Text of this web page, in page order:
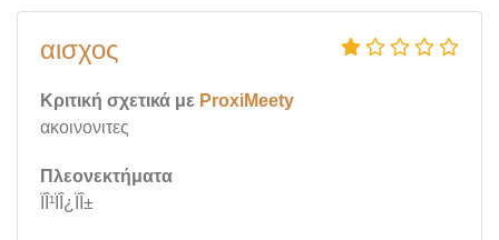
αισχος
Κριτική σχετικά με ProxiMeety
ακοινονιτες
Πλεονεκτήματα
ÏÎ¹ÏÎ¿ÏÎ±